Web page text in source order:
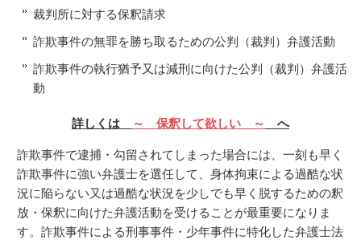
裁判所に対する保釈請求
詐欺事件の無罪を勝ち取るための公判（裁判）弁護活動
詐欺事件の執行猶予又は減刑に向けた公判（裁判）弁護活
動
詳しくは ～ 保釈して欲しい ～ へ
詐欺事件で逮捕・勾留されてしまった場合には、一刻も早く
詐欺事件に強い弁護士を選任して、身体拘束による過酷な状
況に陥らない又は過酷な状況を少しでも早く脱するための釈
放・保釈に向けた弁護活動を受けることが最重要になりま
す。詐欺事件による刑事事件・少年事件に特化した弁護士法